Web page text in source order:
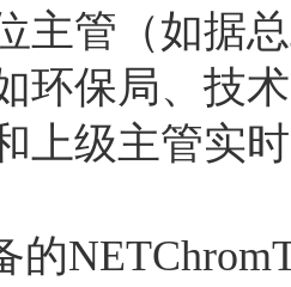
主管（如据
环保局、技
上级主管实
的